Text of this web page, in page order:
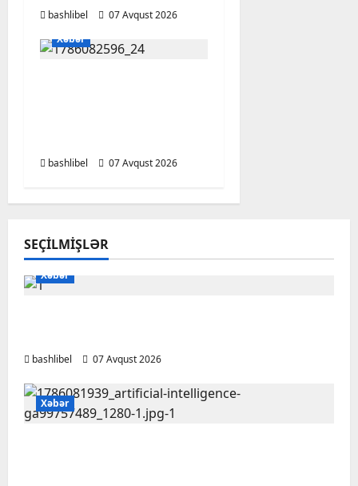
bashlibel
07 Avqust 2026
Xəbər
bashlibel 07 Avqust 2026
SEÇILMIŞLƏR
Xəbər
bashlibel 07 Avqust 2026
Xəbər